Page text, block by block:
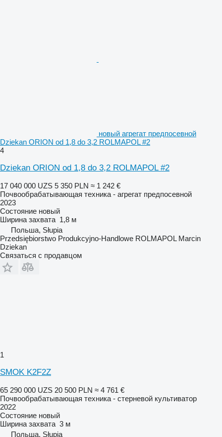
новый агрегат предпосевной
Dziekan ORION od 1,8 do 3,2 ROLMAPOL #2
4
Dziekan ORION od 1,8 do 3,2 ROLMAPOL #2
17 040 000 UZS 5 350 PLN ≈ 1 242 €
Почвообрабатывающая техника - агрегат предпосевной
2023
Состояние новый
Ширина захвата 1,8 м
Польша, Słupia
Przedsiębiorstwo Produkcyjno-Handlowe ROLMAPOL Marcin
Dziekan
Связаться с продавцом
1
SMOK K2F2Z
65 290 000 UZS 20 500 PLN ≈ 4 761 €
Почвообрабатывающая техника - стерневой культиватор
2022
Состояние новый
Ширина захвата 3 м
Польша, Słupia